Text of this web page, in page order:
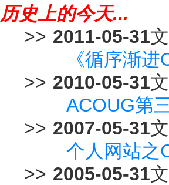
历史上的今天...
>> 2011-05-31
《循序渐
>> 2010-05-31
ACOUG第
>> 2007-05-31
个人网站之
>> 2005-05-31